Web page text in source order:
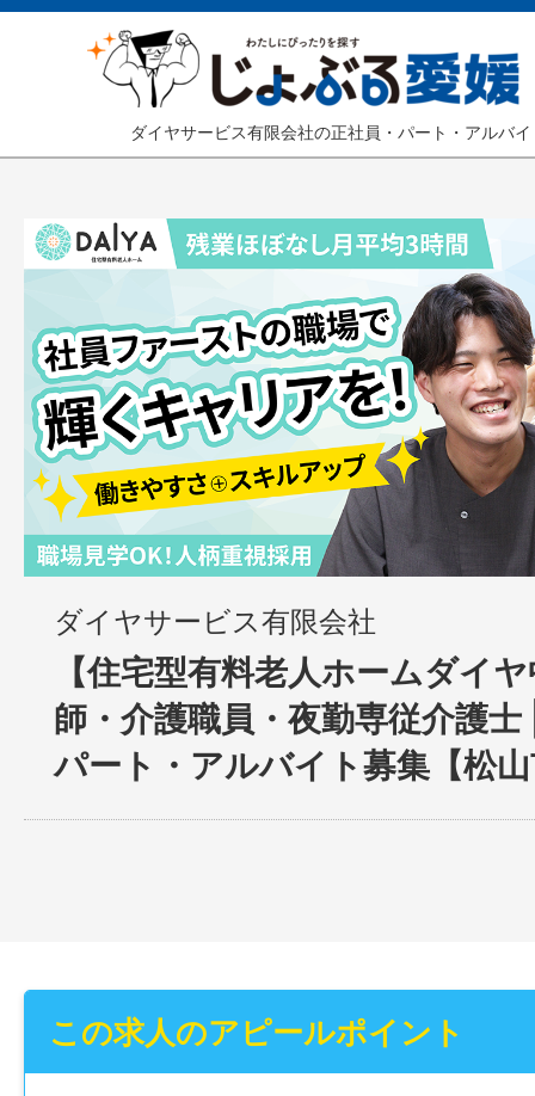
ダイヤサービス有限会社の正社員・パート・アルバ
ダイヤサービス有限会社
【住宅型有料老人ホームダイ
師・介護職員・夜勤専従介護士
パート・アルバイト募集【松
この求人のアピールポイント